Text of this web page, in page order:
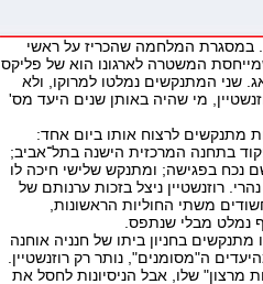
במסגרת המלחמה שהכריז על ראשי
המשטרה לארגונו הוא של פליקס
היה ב־11 באוגוסט 2002 בפראג. שני המתנקשים נמלטו למרוקו, ולא
מי שהיה באותן שנים היעד מס'
חוליות מתנקשים לרצוח אותו ביום אחד:
בתחנה המרכזית הישנה בתל־אביב;
נכח בפגישה; ומתנקש שלישי חיכה לו
רוזנשטיין ניצל בזכות ערנותם של
משתי החוליות הראשונות,
נמלט מבלי שנתפס.
ב־5 במרץ המתינו מתנקשים בחניון ביתו של חנניה אוחנה
ה"מסומנים", נותר רק רוזנשטיין.
מרצון" שלו, אבל הניסיונות לחסל את